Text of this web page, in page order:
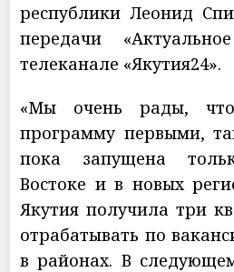
республики Леонид
передачи
телеканале «Якутия24».
«Мы очень рады,
программу первыми,
пока запущена
Востоке и в новых
Якутия получила три
отрабатывать по
в районах. В